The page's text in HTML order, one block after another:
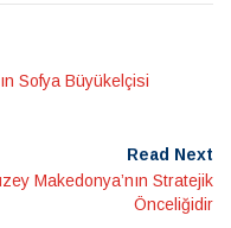
Sofya Büyükelçisi
Read Next
Makedonya’nın Stratejik
Önceliğidir